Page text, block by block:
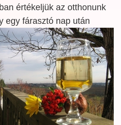
értékeljük az otthonunk
egy fárasztó nap után